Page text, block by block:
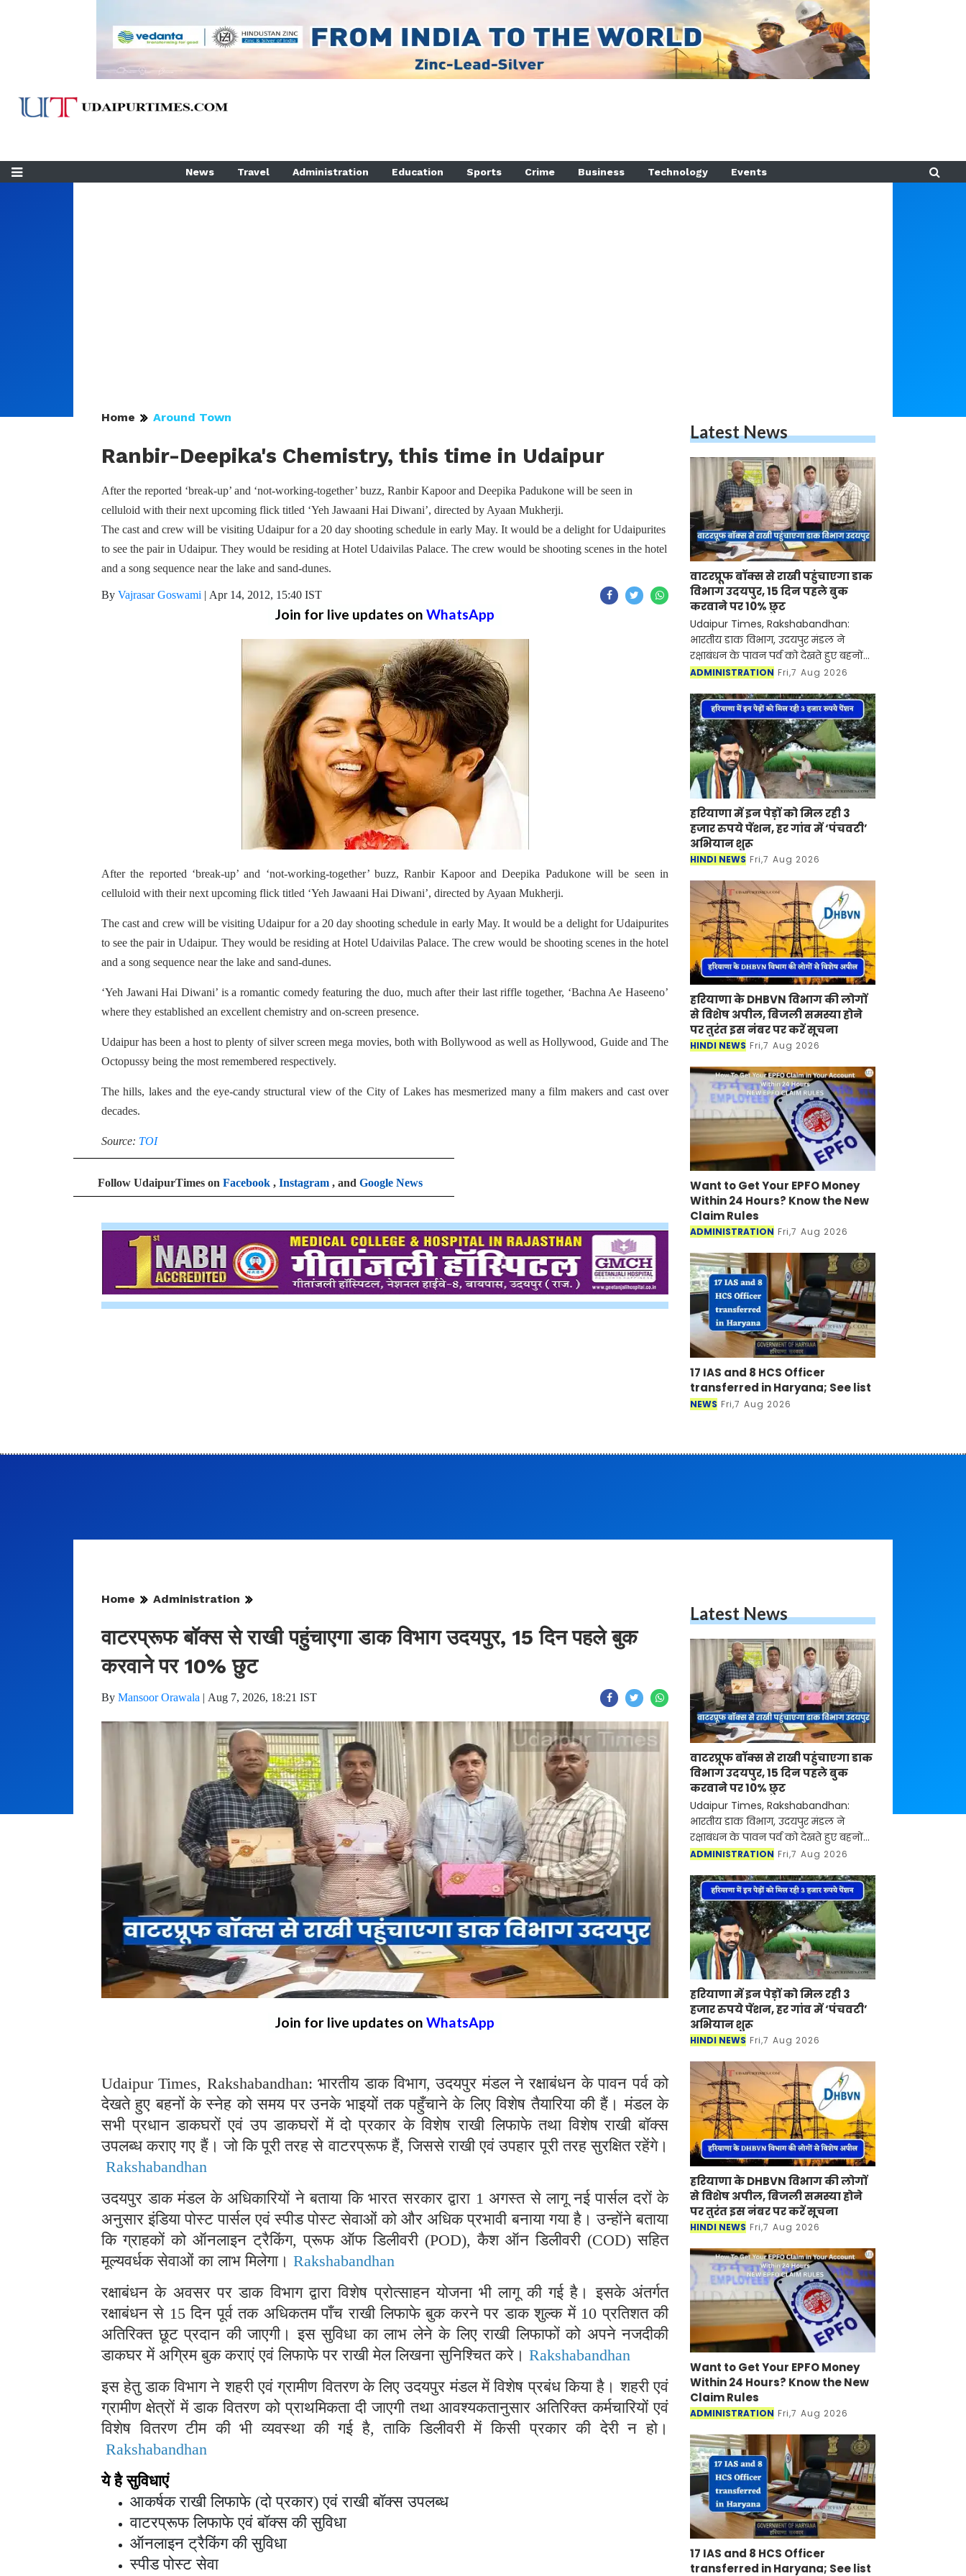
News Travel Administration Education Sports Crime Business Technology Events
Home Around Town
Ranbir-Deepika's Chemistry, this time in Udaipur
After the reported ‘break-up’ and ‘not-working-together’ buzz, Ranbir Kapoor and Deepika Padukone will be seen in
celluloid with their next upcoming flick titled ‘Yeh Jawaani Hai Diwani’, directed by Ayaan Mukherji.
The cast and crew will be visiting Udaipur for a 20 day shooting schedule in early May. It would be a delight for Udaipurites
to see the pair in Udaipur. They would be residing at Hotel Udaivilas Palace. The crew would be shooting scenes in the hotel
and a song sequence near the lake and sand-dunes.
By Vajrasar Goswami | Apr 14, 2012, 15:40 IST
Join for live updates on WhatsApp
After the reported ‘break-up’ and ‘not-working-together’ buzz, Ranbir Kapoor and Deepika Padukone will be seen in
celluloid with their next upcoming flick titled ‘Yeh Jawaani Hai Diwani’, directed by Ayaan Mukherji.
The cast and crew will be visiting Udaipur for a 20 day shooting schedule in early May. It would be a delight for Udaipurites
to see the pair in Udaipur. They would be residing at Hotel Udaivilas Palace. The crew would be shooting scenes in the hotel
and a song sequence near the lake and sand-dunes.
‘Yeh Jawani Hai Diwani’ is a romantic comedy featuring the duo, much after their last riffle together, ‘Bachna Ae Haseeno’
where they established an excellent chemistry and on-screen presence.
Udaipur has been a host to plenty of silver screen mega movies, both with Bollywood as well as Hollywood, Guide and The
Octopussy being the most remembered respectively.
The hills, lakes and the eye-candy structural view of the City of Lakes has mesmerized many a film makers and cast over
decades.
Source: TOI
Follow UdaipurTimes on Facebook , Instagram , and Google News
Latest News
वाटरप्रूफ बॉक्स से राखी पहुंचाएगा डाक
विभाग उदयपुर, 15 दिन पहले बुक
करवाने पर 10% छुट
Udaipur Times, Rakshabandhan:
भारतीय डाक विभाग, उदयपुर मंडल ने
रक्षाबंधन के पावन पर्व को देखते हुए बहनों
के स्नेह को समय पर उनके भाइयों तक
के सभी प्रधान डा
ADMINISTRATION Fri,7 Aug 2026
हरियाणा में इन पेड़ों को मिल रही 3
हजार रुपये पेंशन, हर गांव में ‘पंचवटी’
अभियान शुरू
HINDI NEWS Fri,7 Aug 2026
हरियाणा के DHBVN विभाग की लोगों
से विशेष अपील, बिजली समस्या होने
पर तुरंत इस नंबर पर करें सूचना
HINDI NEWS Fri,7 Aug 2026
Want to Get Your EPFO Money
Within 24 Hours? Know the New
Claim Rules
ADMINISTRATION Fri,7 Aug 2026
17 IAS and 8 HCS Officer
transferred in Haryana; See list
NEWS Fri,7 Aug 2026
Home Administration
वाटरप्रूफ बॉक्स से राखी पहुंचाएगा डाक विभाग उदयपुर, 15 दिन पहले बुक
करवाने पर 10% छुट
By Mansoor Orawala | Aug 7, 2026, 18:21 IST
Join for live updates on WhatsApp
Udaipur Times, Rakshabandhan: भारतीय डाक विभाग, उदयपुर मंडल ने रक्षाबंधन के पावन पर्व को
देखते हुए बहनों के स्नेह को समय पर उनके भाइयों तक पहुँचाने के लिए विशेष तैयारिया की हैं। मंडल के
सभी प्रधान डाकघरों एवं उप डाकघरों में दो प्रकार के विशेष राखी लिफाफे तथा विशेष राखी बॉक्स
उपलब्ध कराए गए हैं। जो कि पूरी तरह से वाटरप्रूफ हैं, जिससे राखी एवं उपहार पूरी तरह सुरक्षित रहेंगे।
Rakshabandhan
उदयपुर डाक मंडल के अधिकारियों ने बताया कि भारत सरकार द्वारा 1 अगस्त से लागू नई पार्सल दरों के
अनुसार इंडिया पोस्ट पार्सल एवं स्पीड पोस्ट सेवाओं को और अधिक प्रभावी बनाया गया है। उन्होंने बताया
कि ग्राहकों को ऑनलाइन ट्रैकिंग, प्रूफ ऑफ डिलीवरी (POD), कैश ऑन डिलीवरी (COD) सहित
मूल्यवर्धक सेवाओं का लाभ मिलेगा। Rakshabandhan
रक्षाबंधन के अवसर पर डाक विभाग द्वारा विशेष प्रोत्साहन योजना भी लागू की गई है। इसके अंतर्गत
रक्षाबंधन से 15 दिन पूर्व तक अधिकतम पाँच राखी लिफाफे बुक करने पर डाक शुल्क में 10 प्रतिशत की
अतिरिक्त छूट प्रदान की जाएगी। इस सुविधा का लाभ लेने के लिए राखी लिफाफों को अपने नजदीकी
डाकघर में अग्रिम बुक कराएं एवं लिफाफे पर राखी मेल लिखना सुनिश्चित करे। Rakshabandhan
इस हेतु डाक विभाग ने शहरी एवं ग्रामीण वितरण के लिए उदयपुर मंडल में विशेष प्रबंध किया है। शहरी एवं
ग्रामीण क्षेत्रों में डाक वितरण को प्राथमिकता दी जाएगी तथा आवश्यकतानुसार अतिरिक्त कर्मचारियों एवं
विशेष वितरण टीम की भी व्यवस्था की गई है, ताकि डिलीवरी में किसी प्रकार की देरी न हो।
Rakshabandhan
ये है सुविधाएं
आकर्षक राखी लिफाफे (दो प्रकार) एवं राखी बॉक्स उपलब्ध
वाटरप्रूफ लिफाफे एवं बॉक्स की सुविधा
ऑनलाइन ट्रैकिंग की सुविधा
स्पीड पोस्ट सेवा
Latest News
वाटरप्रूफ बॉक्स से राखी पहुंचाएगा डाक
विभाग उदयपुर, 15 दिन पहले बुक
करवाने पर 10% छुट
Udaipur Times, Rakshabandhan:
भारतीय डाक विभाग, उदयपुर मंडल ने
रक्षाबंधन के पावन पर्व को देखते हुए बहनों
के स्नेह को समय पर उनके भाइयों तक
के सभी प्रधान डा
ADMINISTRATION Fri,7 Aug 2026
हरियाणा में इन पेड़ों को मिल रही 3
हजार रुपये पेंशन, हर गांव में ‘पंचवटी’
अभियान शुरू
HINDI NEWS Fri,7 Aug 2026
हरियाणा के DHBVN विभाग की लोगों
से विशेष अपील, बिजली समस्या होने
पर तुरंत इस नंबर पर करें सूचना
HINDI NEWS Fri,7 Aug 2026
Want to Get Your EPFO Money
Within 24 Hours? Know the New
Claim Rules
ADMINISTRATION Fri,7 Aug 2026
17 IAS and 8 HCS Officer
transferred in Haryana; See list